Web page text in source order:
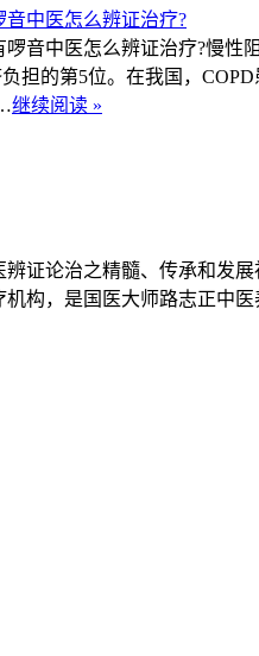
中医怎么辨证治疗?慢性
担的第5位。在我国，
继续阅读 »
证论治之精髓、传承和发
构，是国医大师路志正